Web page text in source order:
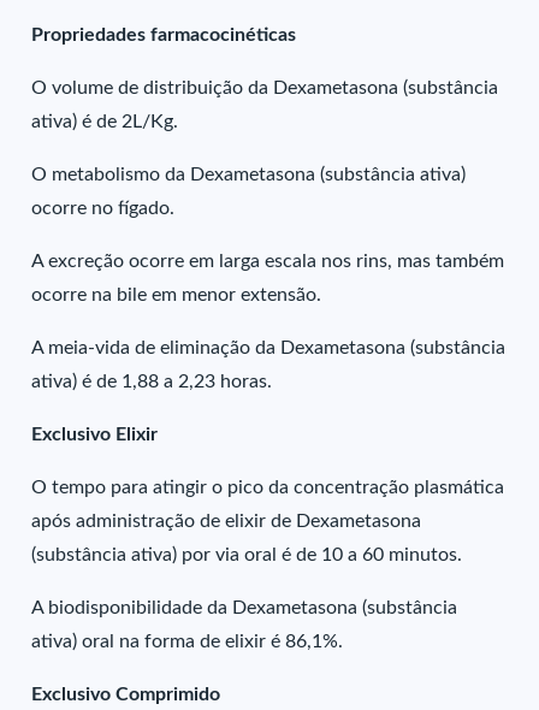
Propriedades farmacocinéticas
O volume de distribuição da Dexametasona (substância
ativa) é de 2L/Kg.
O metabolismo da Dexametasona (substância ativa)
ocorre no fígado.
A excreção ocorre em larga escala nos rins, mas também
ocorre na bile em menor extensão.
A meia-vida de eliminação da Dexametasona (substância
ativa) é de 1,88 a 2,23 horas.
Exclusivo Elixir
O tempo para atingir o pico da concentração plasmática
após administração de elixir de Dexametasona
(substância ativa) por via oral é de 10 a 60 minutos.
A biodisponibilidade da Dexametasona (substância
ativa) oral na forma de elixir é 86,1%.
Exclusivo Comprimido